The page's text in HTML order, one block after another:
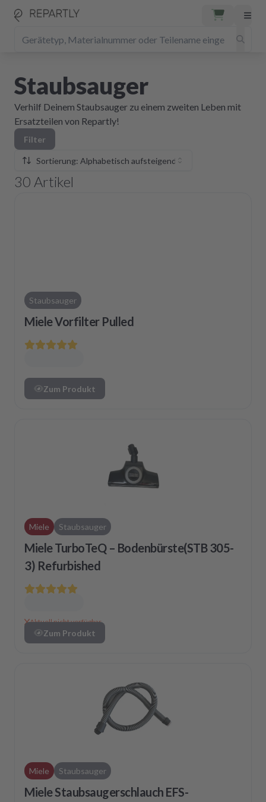
Staubsauger
Verhilf Deinem Staubsauger zu einem zweiten Leben mit
Ersatzteilen von Repartly!
Filter
Sortierung: Alphabetisch aufsteigend
30 Artikel
Staubsauger
Miele Vorfilter Pulled
Zum Produkt
Miele Staubsauger
Miele TurboTeQ – Bodenbürste(STB 305-
3) Refurbished
Aktuell nicht verfügbar
Zum Produkt
Miele Staubsauger
Miele Staubsaugerschlauch EFS-